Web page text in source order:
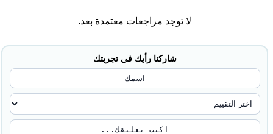
لا توجد مراجعات معتمدة بعد.
شاركنا رأيك في تجربتك